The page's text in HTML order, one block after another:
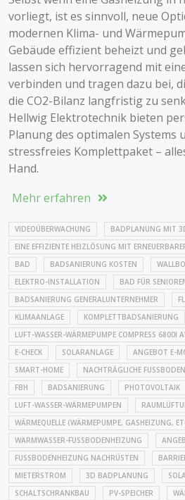
vorliegt, ist es sinnvoll, neue
modernen Klima- und
Gebäude effizient beheizt und
lassen sich hervorragend mit
verbinden und tragen dazu bei,
die CO2-Bilanz langfristig zu
Hellwig Elektrotechnik bieten
Planung des optimalen Systems
stressfreies Komplettpaket –
Hand.
Mehr erfahren
VIDEOÜBERWACHUNG
BADPLANUNG MIT
EINE EFFIZIENTE HEIZLÖSUNG MIT
BAD
BADSANIERUNG KOSTEN
ELEKTRO-INSTALLATION
BAD FÜR
BADSANIERUNG GENERALUNTERNEHMER
KLIMAANLAGE
KOMPLETTBADSANIERUNG
LUFT-WASSER-WÄRMEPUMPE COMPRESS 6800I
E-CHECK
SOLARANLAGE ANGEBOT E-
SMART-HOME
NACHTRÄGLICHE
FBH
BADSANIERUNG
PHOTOVOLTAIK
LUFT-WASSER-WÄRMEPUMPEN
WÄRMEQUELLE (WÄRMEPUMPE, GASHEIZUNG,
WARMWASSER-FUSSBODENHEIZUNG
FUSSBODENHEIZUNG NACHRÜSTEN
MIETERSTROM
3D BADPLANUNG
SCHALTSCHRANKBAU
PV-SPEICHER